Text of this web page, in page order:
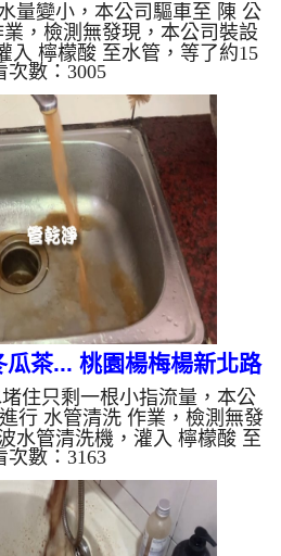
量變小，本公司驅車至 陳 公
，檢測無發現，本公司裝設
入 檸檬酸 至水管，等了約15
啟動 螺旋波 模式，剛洗水管
咖啡液，二個多小時後，熱水
是自來水，如水管老化，會
洗出來的水就會是咖啡色，地
上會結成黑色管垢，洗出來的
些洗出綠色的水，是因為裡面
銅綠，如是藍色的水，是因為
合金的養化...
次數：3005
茶... 桃園楊梅楊新北路
洗水管
住只剩一根小指流量，本公
行 水管清洗 作業，檢測無發
水管清洗機，灌入 檸檬酸 至
啟 水管清洗機 ，啟動 螺旋
出髒水，突然變成濃郁的冬
出水變乾淨熱水出水量恢復
管老化，會產生鐵鏽跟泥沙
是咖啡色，地下水含有氧化
次數：3163